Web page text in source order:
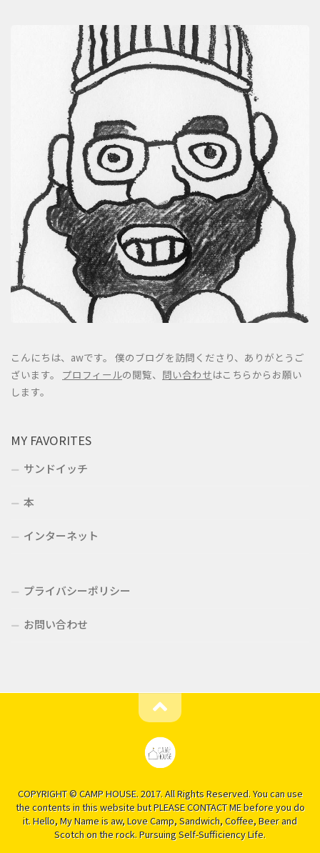
こんにちは、awです。 僕のブログを訪問くださり、ありがとうご
ざいます。 プロフィールの閲覧、 問い合わせはこちらからお願い
します。
MY FAVORITES
サンドイッチ
本
インターネット
プライバシーポリシー
お問い合わせ
COPYRIGHT © CAMP HOUSE. 2017. All Rights Reserved. You can use
the contents in this website but PLEASE CONTACT ME before you do
it. Hello, My Name is aw, Love Camp, Sandwich, Coffee, Beer and
Scotch on the rock. Pursuing Self-Sufficiency Life.